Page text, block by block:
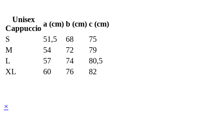
Unisex
Cappuccio
a (cm) b (cm) c (cm)
S
51,5 68
75
M
54 72
79
L
57 74
80,5
XL
60 76 82
×